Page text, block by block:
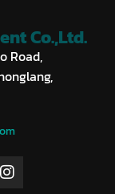
Co.,Ltd.
Road,